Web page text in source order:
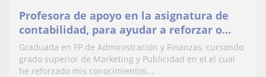
Profesora de apoyo en la asignatura de
contabilidad, para ayudar a reforzar o
explicar desde cero
Graduada en FP de Administración y Finanzas, cursando
grado superior de Marketing y Publicidad en el el cual
he reforzado mis conocimientos...